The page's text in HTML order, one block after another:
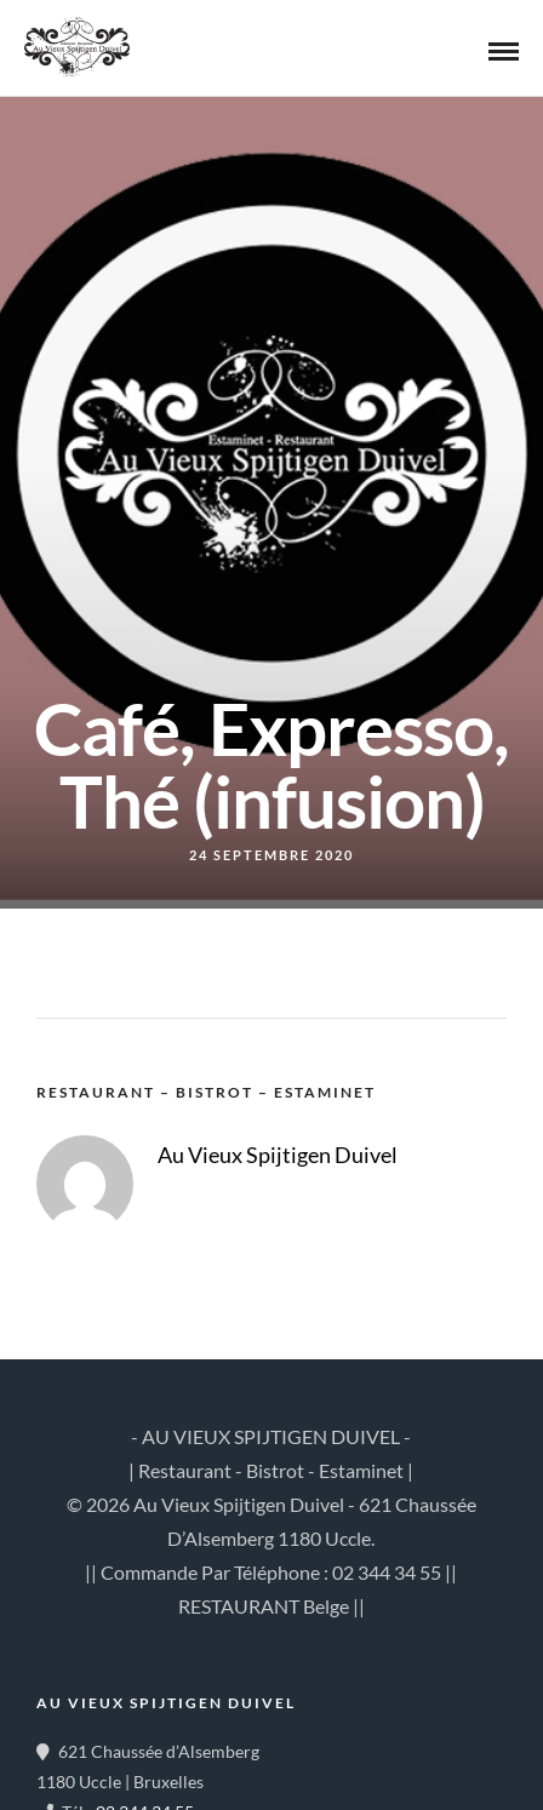
Café, Expresso,
Thé (infusion)
24 SEPTEMBRE 2020
RESTAURANT – BISTROT – ESTAMINET
Au Vieux Spijtigen Duivel
- AU VIEUX SPIJTIGEN DUIVEL -
| Restaurant - Bistrot - Estaminet |
© 2026 Au Vieux Spijtigen Duivel - 621 Chaussée
D’Alsemberg 1180 Uccle.
|| Commande Par Téléphone : 02 344 34 55 ||
RESTAURANT Belge ||
AU VIEUX SPIJTIGEN DUIVEL
621 Chaussée d’Alsemberg
1180 Uccle | Bruxelles